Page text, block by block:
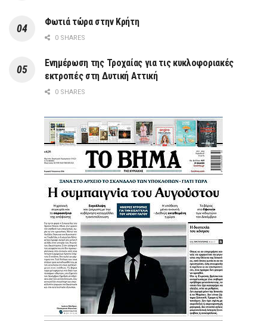
Φωτιά τώρα στην Κρήτη
0 SHARES
Ενημέρωση της Τροχαίας για τις κυκλοφοριακές
εκτροπές στη Δυτική Αττική
0 SHARES